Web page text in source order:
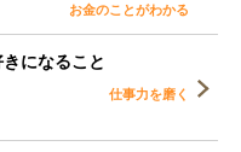
お金のことがわかる
になること
仕事力を磨く